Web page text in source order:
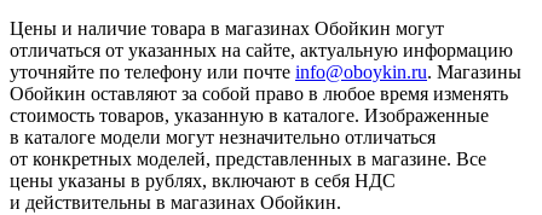
Цены и наличие товара в магазинах Обойкин могут
отличаться от указанных на сайте, актуальную информацию
уточняйте по телефону или почте info@oboykin.ru. Магазины
Обойкин оставляют за собой право в любое время изменять
стоимость товаров, указанную в каталоге. Изображенные
в каталоге модели могут незначительно отличаться
от конкретных моделей, представленных в магазине. Все
цены указаны в рублях, включают в себя НДС
и действительны в магазинах Обойкин.